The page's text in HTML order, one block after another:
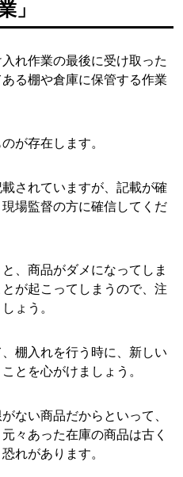
」
れ作業の最後に受け取った
る棚や倉庫に保管する作業
が存在します。
されていますが、記載が確
場監督の方に確信してくだ
、商品がダメになってしま
が起こってしまうので、注
ょう。
棚入れを行う時に、新しい
とを心がけましょう。
ない商品だからといって、
々あった在庫の商品は古く
れがあります。